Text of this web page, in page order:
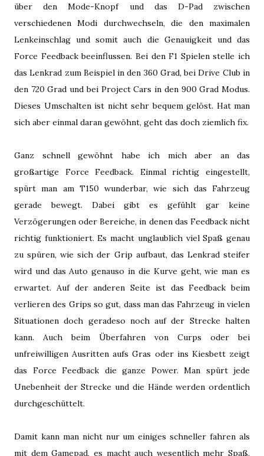
über den Mode-Knopf und das D-Pad zwischen
verschiedenen Modi durchwechseln, die den maximalen
Lenkeinschlag und somit auch die Genauigkeit und das
Force Feedback beeinflussen. Bei den F1 Spielen stelle ich
das Lenkrad zum Beispiel in den 360 Grad, bei Drive Club in
den 720 Grad und bei Project Cars in den 900 Grad Modus.
Dieses Umschalten ist nicht sehr bequem gelöst. Hat man
sich aber einmal daran gewöhnt, geht das doch ziemlich fix.
Ganz schnell gewöhnt habe ich mich aber an das
großartige Force Feedback. Einmal richtig eingestellt,
spürt man am T150 wunderbar, wie sich das Fahrzeug
gerade bewegt. Dabei gibt es gefühlt gar keine
Verzögerungen oder Bereiche, in denen das Feedback nicht
richtig funktioniert. Es macht unglaublich viel Spaß genau
zu spüren, wie sich der Grip aufbaut, das Lenkrad steifer
wird und das Auto genauso in die Kurve geht, wie man es
erwartet. Auf der anderen Seite ist das Feedback beim
verlieren des Grips so gut, dass man das Fahrzeug in vielen
Situationen doch geradeso noch auf der Strecke halten
kann. Auch beim Überfahren von Curps oder bei
unfreiwilligen Ausritten aufs Gras oder ins Kiesbett zeigt
das Force Feedback die ganze Power. Man spürt jede
Unebenheit der Strecke und die Hände werden ordentlich
durchgeschüttelt.
Damit kann man nicht nur um einiges schneller fahren als
mit dem Gamepad, es macht auch wesentlich mehr Spaß.